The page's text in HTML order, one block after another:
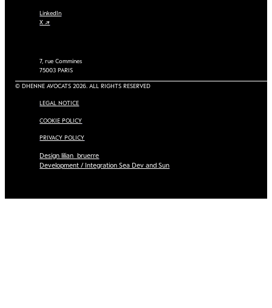
LinkedIn
X ↗
7, rue Commines
75003 PARIS
© DHENNE AVOCATS 2026. ALL RIGHTS RESERVED
LEGAL NOTICE
COOKIE POLICY
PRIVACY POLICY
Design lilian_bruerre
Development / Integration Sea Dev and Sun